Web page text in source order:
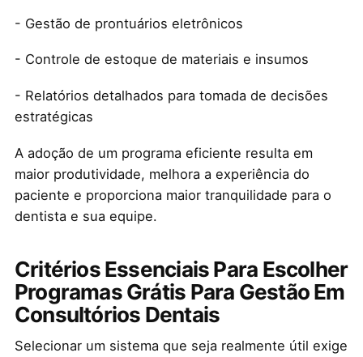
- Gestão de prontuários eletrônicos
- Controle de estoque de materiais e insumos
- Relatórios detalhados para tomada de decisões
estratégicas
A adoção de um programa eficiente resulta em
maior produtividade, melhora a experiência do
paciente e proporciona maior tranquilidade para o
dentista e sua equipe.
Critérios Essenciais Para Escolher
Programas Grátis Para Gestão Em
Consultórios Dentais
Selecionar um sistema que seja realmente útil exige